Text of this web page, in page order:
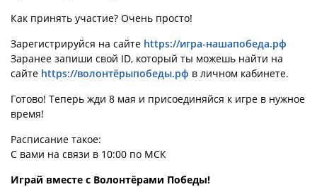
Как принять участие? Очень просто!
Зарегистрируйся на сайте https://игра-нашапобеда.рф
Заранее запиши свой ID, который ты можешь найти на
сайте https://волонтёрыпобеды.рф в личном кабинете.
Готово! Теперь жди 8 мая и присоединяйся к игре в нужное
время!
Расписание такое:
C вами на связи в 10:00 по МСК
Играй вместе с Волонтёрами Победы!